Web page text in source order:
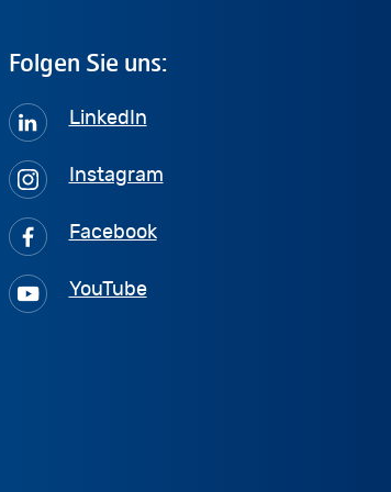
Folgen Sie uns:
LinkedIn
Instagram
Facebook
YouTube